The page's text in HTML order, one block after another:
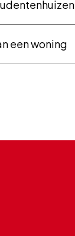
een woning